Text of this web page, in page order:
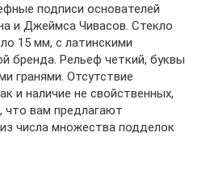
подписи основателей
и Джеймса Чивасов. Стекло
15 мм, с латинскими
бренда. Рельеф четкий, буквы
гранями. Отсутствие
и наличие не свойственных,
что вам предлагают
числа множества подделок